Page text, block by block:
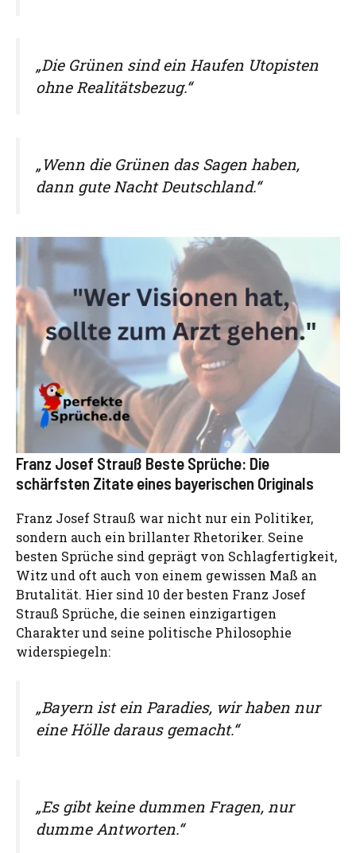
„Die Grünen sind ein Haufen Utopisten
ohne Realitätsbezug.“
„Wenn die Grünen das Sagen haben,
dann gute Nacht Deutschland.“
Franz Josef Strauß Beste Sprüche: Die
schärfsten Zitate eines bayerischen Originals
Franz Josef Strauß war nicht nur ein Politiker,
sondern auch ein brillanter Rhetoriker. Seine
besten Sprüche sind geprägt von Schlagfertigkeit,
Witz und oft auch von einem gewissen Maß an
Brutalität. Hier sind 10 der besten Franz Josef
Strauß Sprüche, die seinen einzigartigen
Charakter und seine politische Philosophie
widerspiegeln:
„Bayern ist ein Paradies, wir haben nur
eine Hölle daraus gemacht.“
„Es gibt keine dummen Fragen, nur
dumme Antworten.“